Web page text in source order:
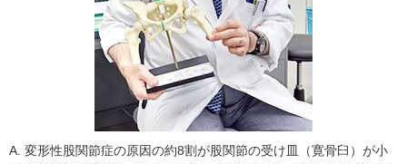
A. 変形性股関節症の原因の約8割が股関節の受け皿（寛骨臼）が小